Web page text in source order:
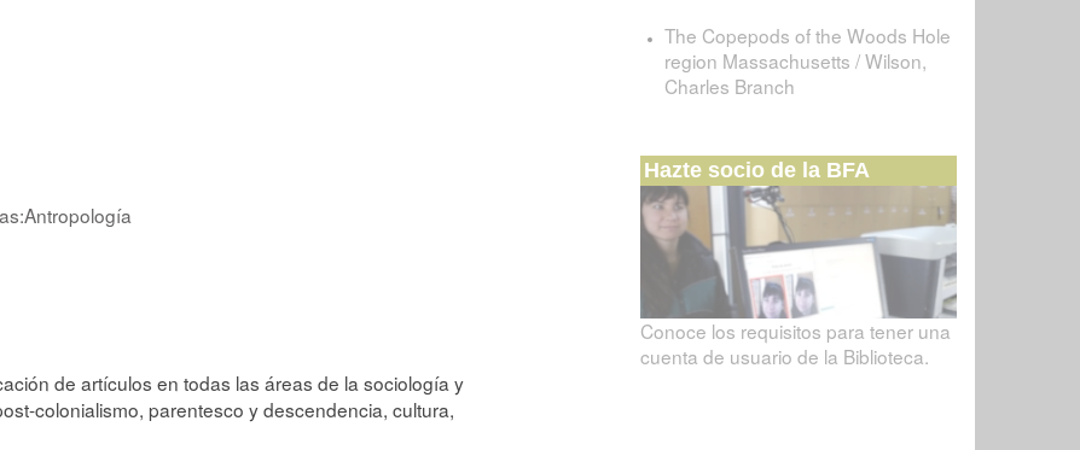
de artículos en todas las áreas de la sociología y
colonialismo, parentesco y descendencia, cultura,
The Copepods of the Woods Hole
region Massachusetts / Wilson,
Charles Branch
Hazte socio de la BFA
Conoce los requisitos para tener una
cuenta de usuario de la Biblioteca.